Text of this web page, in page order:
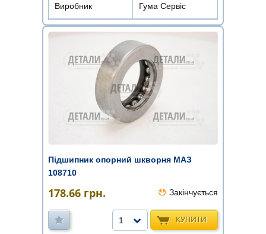
Виробник Гума Сервіс
Підшипник опорний шкворня МАЗ
108710
178.66 грн. Закінчується
КУПИТИ
1